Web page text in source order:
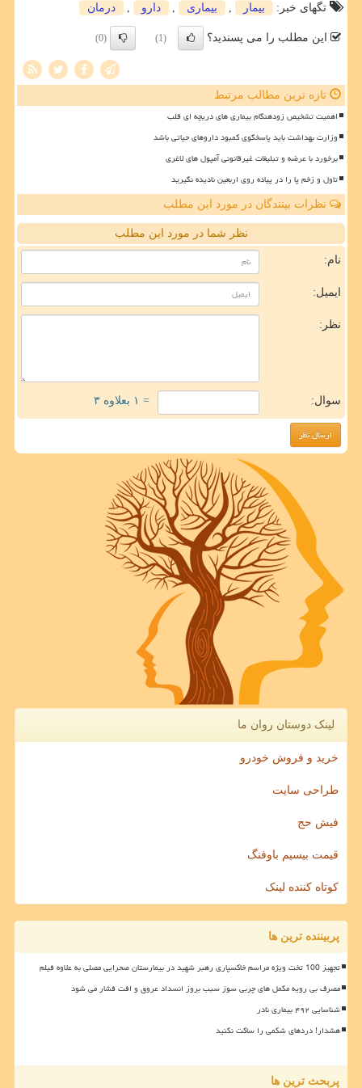
تگهای خبر:
بیمار بیماری دارو درمان
این مطلب را می پسندید؟ (1)
(0)
تازه ترین مطالب مرتبط
اهمیت تشخیص زودهنگام بیماری های دریچه ای قلب
وزارت بهداشت باید پاسخگوی کمبود داروهای حیاتی باشد
برخورد با عرضه و تبلیغات غیرقانونی آمپول های لاغری
تاول و زخم پا را در پیاده روی اربعین نادیده نگیرید
نظرات بینندگان در مورد این مطلب
نظر شما در مورد این مطلب
نام:
ایمیل:
نظر:
سوال: = ۱ بعلاوه ۳
لینک دوستان روان ما
خرید و فروش خودرو
طراحی سایت
فیش حج
قیمت بیسیم باوفنگ
کوتاه کننده لینک
پربیننده ترین ها
تجهیز 100 تخت ویژه مراسم خاکسپاری رهبر شهید در بیمارستان صحرایی مصلی به علاوه فیلم
مصرف بی رویه مکمل های چربی سوز سبب بروز انسداد عروق و افت فشار می شود
شناسایی ۴۹۲ بیماری نادر
هشدار! دردهای شکمی را ساکت نکنید
پربحث ترین ها